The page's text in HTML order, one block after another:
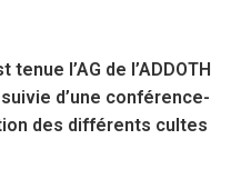
l’AG de l’ADDOTH
d’une conférence-
des différents cultes